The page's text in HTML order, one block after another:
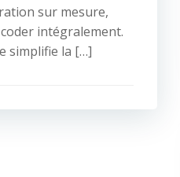
sur mesure,
intégralement.
simplifie la […]